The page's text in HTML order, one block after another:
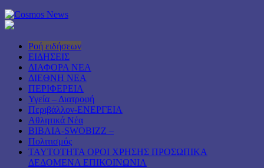
Ροή ειδήσεων
ΕΙΔΗΣΕΙΣ
ΔΙΑΦΟΡΑ ΝΕΑ
ΔΙΕΘΝΗ ΝΕΑ
ΠΕΡΙΦΕΡΕΙΑ
Υγεία – Διατροφή
Περιβάλλον-ΕΝΕΡΓΕΙΑ
Αθλητικά Νέα
ΒΙΒΛΙΑ-SWOBIZZ –
Πολιτισμός
TAYTOTHTA ΟΡΟΙ ΧΡΗΣΗΣ ΠΡΟΣΩΠΙΚΑ
ΔΕΔΟΜΕΝΑ ΕΠΙΚΟΙΝΩΝΙΑ